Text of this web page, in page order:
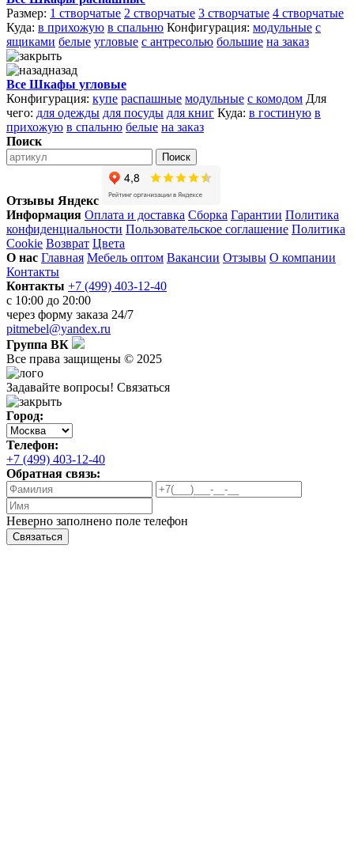
Размер: 1 створчатые 2 створчатые 3 створчатые 4 створчатые
Куда: в прихожую в спальню Конфигурация: модульные с
ящиками белые угловые с антресолью большие на заказ
назад
Все Шкафы угловые
Конфигурация: купе распашные модульные с комодом Для
чего: для одежды для посуды для книг Куда: в гостиную в
прихожую в спальню белые на заказ
Поиск
Поиск
Отзывы Яндекс
Информация Оплата и доставка Сборка Гарантии Политика
конфиденциальности Пользовательское соглашение Политика
Cookie Возврат Цвета
О нас Главная Мебель оптом Вакансии Отзывы О компании
Контакты
Контакты +7 (499) 403-12-40
с 10:00 до 20:00
через форму заказа 24/7
pitmebel@yandex.ru
Группа ВК
Все права защищены © 2025
Задавайте вопросы! Связаться
Город:
Телефон:
+7 (499) 403-12-40
Обратная связь:
Неверно заполнено поле телефон
Связаться